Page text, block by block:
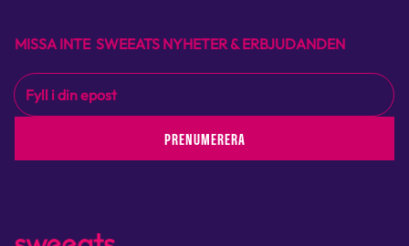
MISSA INTE SWEEATS NYHETER & ERBJUDANDEN
PRENUMERERA